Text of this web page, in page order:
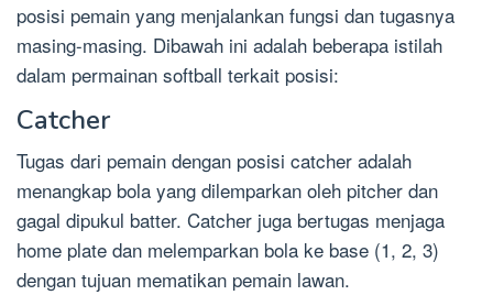
posisi pemain yang menjalankan fungsi dan tugasnya
masing-masing. Dibawah ini adalah beberapa istilah
dalam permainan softball terkait posisi:
Catcher
Tugas dari pemain dengan posisi catcher adalah
menangkap bola yang dilemparkan oleh pitcher dan
gagal dipukul batter. Catcher juga bertugas menjaga
home plate dan melemparkan bola ke base (1, 2, 3)
dengan tujuan mematikan pemain lawan.